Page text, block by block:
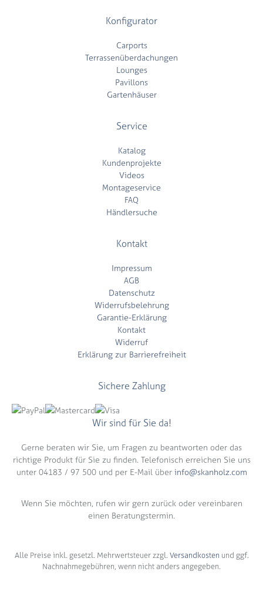
Konfigurator
Carports
Terrassenüberdachungen
Lounges
Pavillons
Gartenhäuser
Service
Katalog
Kundenprojekte
Videos
Montageservice
FAQ
Händlersuche
Kontakt
Impressum
AGB
Datenschutz
Widerrufsbelehrung
Garantie-Erklärung
Kontakt
Widerruf
Erklärung zur Barrierefreiheit
Sichere Zahlung
Wir sind für Sie da!
Gerne beraten wir Sie, um Fragen zu beantworten oder das
richtige Produkt für Sie zu finden. Telefonisch erreichen Sie uns
unter 04183 / 97 500 und per E-Mail über info@skanholz.com
Wenn Sie möchten, rufen wir gern zurück oder vereinbaren
einen Beratungstermin.
Alle Preise inkl. gesetzl. Mehrwertsteuer zzgl. Versandkosten und ggf.
Nachnahmegebühren, wenn nicht anders angegeben.